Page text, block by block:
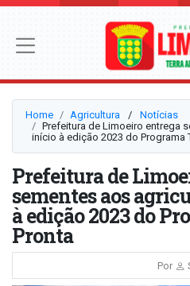
Home Agricultura ⠀/⠀ Notícias
Prefeitura de Limoeiro entrega
início à edição 2023 do Programa
Prefeitura de
sementes aos
à edição 2023 do
Pronta
Por